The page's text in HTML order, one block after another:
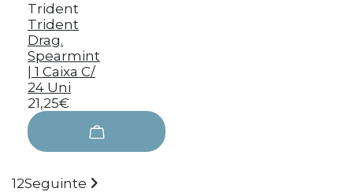
Trident
Trident
Drag.
Spearmint
| 1 Caixa C/
24 Uni
21,25€
12Seguinte